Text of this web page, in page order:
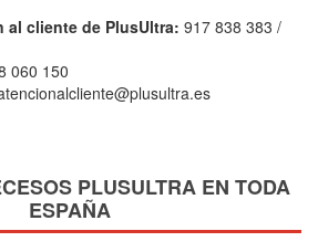
al cliente de PlusUltra: 917 838 383 /
060 150
PLUSULTRA EN TODA
ESPAÑA